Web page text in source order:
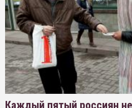
Каждый пятый россиян